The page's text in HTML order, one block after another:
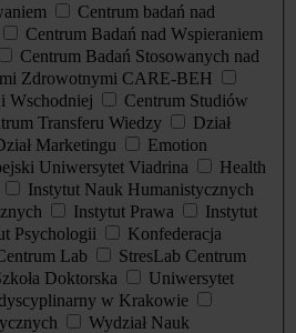
Centrum badań nad
Centrum Badań nad Wspieraniem
Centrum Badań Stosowanych nad
Zdrowotnymi CARE-BEH
Wschodniej
Centrum Studiów
Transferu Wiedzy
Dział
Marketingu
Emotion
Uniwersytet Viadrina
Health
Instytut Nauk Humanistycznych
Instytut Prawa
Instytut
Psychologii
Konfederacja
Lab
StresLab Centrum
Doktorska
Uniwersytet
w Krakowie
Wydział Nauk